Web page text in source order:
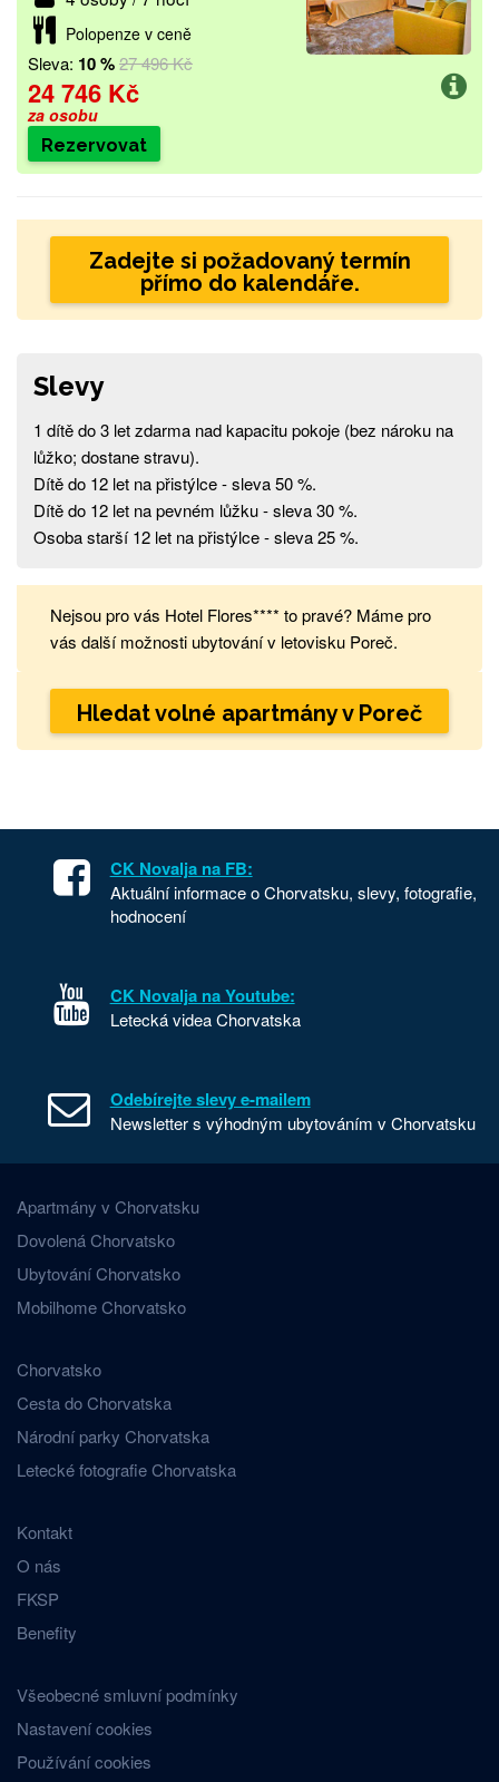
Polopenze v ceně
Sleva: 10 %27 496 Kč
24 746 Kč
za osobu
Rezervovat
Zadejte si požadovaný termín
přímo do kalendáře.
Slevy
1 dítě do 3 let zdarma nad kapacitu pokoje (bez nároku na
lůžko; dostane stravu).
Dítě do 12 let na přistýlce - sleva 50 %.
Dítě do 12 let na pevném lůžku - sleva 30 %.
Osoba starší 12 let na přistýlce - sleva 25 %.
Nejsou pro vás Hotel Flores**** to pravé? Máme pro
vás další možnosti ubytování v letovisku Poreč.
Hledat volné apartmány v Poreč
CK Novalja na FB:
Aktuální informace o Chorvatsku, slevy, fotografie,
hodnocení
CK Novalja na Youtube:
Letecká videa Chorvatska
Odebírejte slevy e-mailem
Newsletter s výhodným ubytováním v Chorvatsku
Apartmány v Chorvatsku
Dovolená Chorvatsko
Ubytování Chorvatsko
Mobilhome Chorvatsko
Chorvatsko
Cesta do Chorvatska
Národní parky Chorvatska
Letecké fotografie Chorvatska
Kontakt
O nás
FKSP
Benefity
Všeobecné smluvní podmínky
Nastavení cookies
Používání cookies